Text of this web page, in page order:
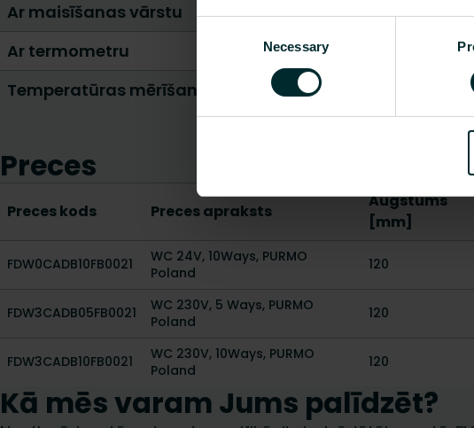
Necessary
Ar maisīšanas vārstu
Ar termometru
Temperatūras mērīšanas piegāde
Preces
Preces kods Preces apraksts
Augstums
[mm]
FDW0CADB10FB0021
WC 24V, 10Ways, PURMO
Poland
120
FDW3CADB05FB0021
WC 230V, 5 Ways, PURMO
Poland
120
FDW3CADB10FB0021
WC 230V, 10Ways, PURMO
Poland
120
Kā mēs varam Jums palīdzēt?